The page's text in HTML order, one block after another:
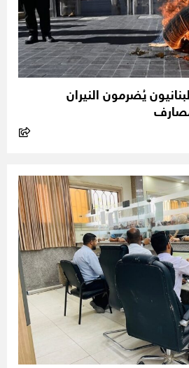
يُضرمون النيران